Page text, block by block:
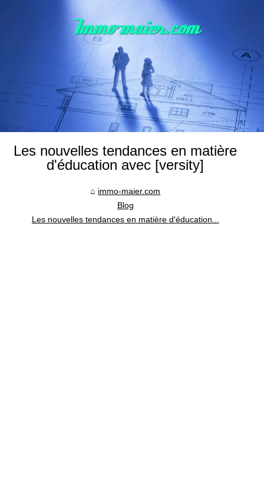
Les nouvelles tendances en matière
d'éducation avec [versity]
immo-maier.com
Blog
Les nouvelles tendances en matière d'éducation...